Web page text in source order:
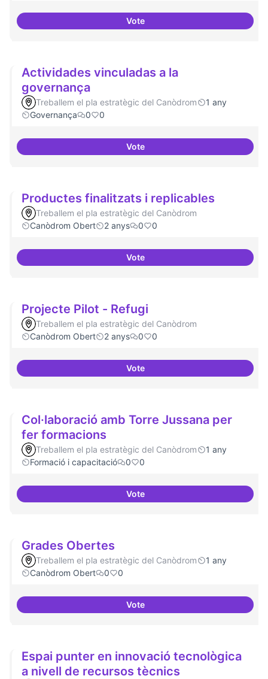
VoteProjectes de recerca
Actividades vinculadas a la
governança
Treballem el pla estratègic del Canòdrom
1 any
Governança
0 0
VoteActividades vinculadas a la
Productes finalitzats i replicables
Treballem el pla estratègic del Canòdrom
Canòdrom Obert
2 anys 0 0
VoteProductes finalitzats i
Projecte Pilot - Refugi
Treballem el pla estratègic del Canòdrom
Canòdrom Obert
2 anys 0 0
VoteProjecte Pilot - Refugi
Col·laboració amb Torre Jussana per
fer formacions
Treballem el pla estratègic del Canòdrom
1 any
Formació i capacitació
0 0
VoteCol·laboració amb Torre
Grades Obertes
Treballem el pla estratègic del Canòdrom
1 any
Canòdrom Obert
0 0
VoteGrades Obertes
Espai punter en innovació tecnològica
a nivell de recursos tècnics